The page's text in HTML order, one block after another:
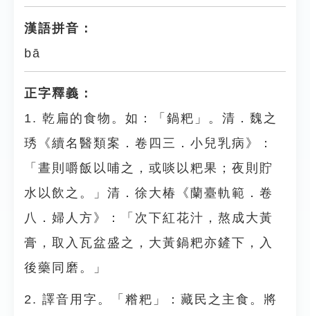
漢語拼音：
bā
正字釋義：
1. 乾扁的食物。如：「鍋粑」。清．魏之
琇《續名醫類案．卷四三．小兒乳病》：
「晝則嚼飯以哺之，或啖以粑果；夜則貯
水以飲之。」清．徐大椿《蘭臺軌範．卷
八．婦人方》：「次下紅花汁，熬成大黃
膏，取入瓦盆盛之，大黃鍋粑亦鏟下，入
後藥同磨。」
2. 譯音用字。「糌粑」：藏民之主食。將